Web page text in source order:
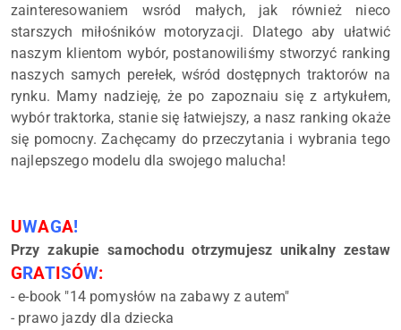
zainteresowaniem wsród małych, jak również nieco
starszych miłośników motoryzacji. Dlatego aby ułatwić
naszym klientom wybór, postanowiliśmy stworzyć ranking
naszych samych perełek, wśród dostępnych traktorów na
rynku. Mamy nadzieję, że po zapoznaiu się z artykułem,
wybór traktorka, stanie się łatwiejszy, a nasz ranking okaże
się pomocny. Zachęcamy do przeczytania i wybrania tego
najlepszego modeludla swojego malucha!
UWAGA!
Przy zakupie samochodu otrzymujesz unikalny zestaw
G RATI SÓW:
- e-book "14 pomysłów na zabawy z autem"
- prawo jazdy dla dziecka